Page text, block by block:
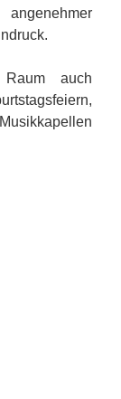
angenehmer
auch